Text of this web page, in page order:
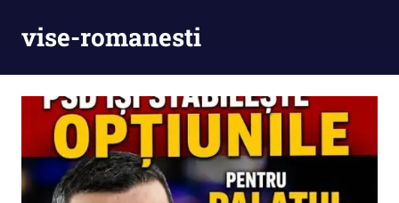
vise-romanesti